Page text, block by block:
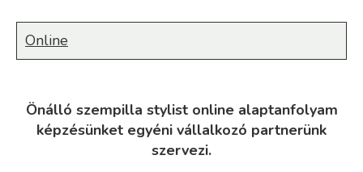
Online
Önálló szempilla stylist online alaptanfolyam
képzésünket egyéni vállalkozó partnerünk
szervezi.